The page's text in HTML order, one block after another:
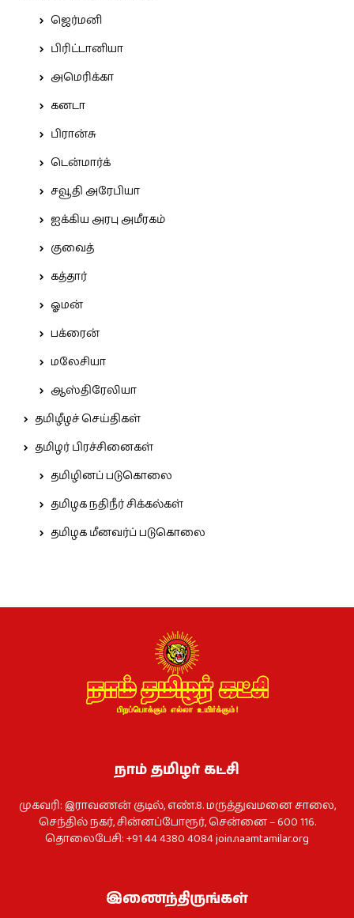
ஜெர்மனி
பிரிட்டானியா
அமெரிக்கா
கனடா
பிரான்சு
டென்மார்க்
சவூதி அரேபியா
ஐக்கிய அரபு அமீரகம்
குவைத்
கத்தார்
ஓமன்
பக்ரைன்
மலேசியா
ஆஸ்திரேலியா
தமிழீழச் செய்திகள்
தமிழர் பிரச்சினைகள்
தமிழினப் படுகொலை
தமிழக நதிநீர் சிக்கல்கள்
தமிழக மீனவர்ப் படுகொலை
நாம் தமிழர் கட்சி
முகவரி: இராவணன் குடில், எண்.8. மருத்துவமனை சாலை,
செந்தில் நகர், சின்னப்போரூர், சென்னை – 600 116.
தொலைபேசி: +91 44 4380 4084join.naamtamilar.org
இணைந்திருங்கள்